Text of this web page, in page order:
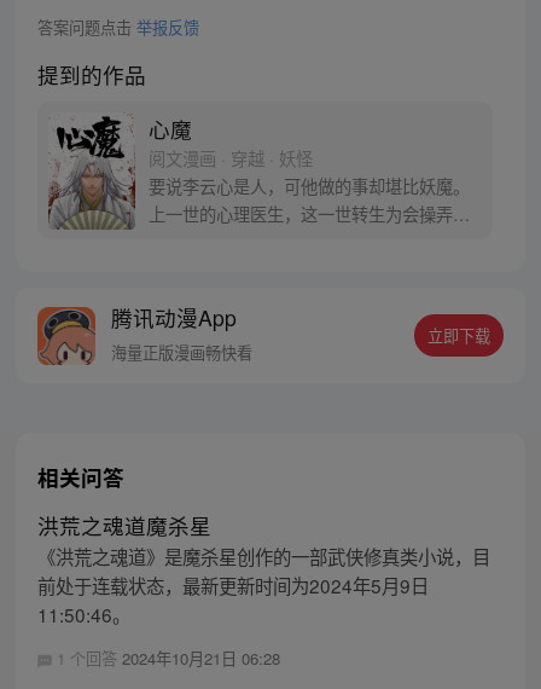
答案问题点击 举报反馈
提到的作品
心魔
阅文漫画 · 穿越 · 妖怪
要说李云心是人，可他做的事却堪比妖魔。
上一世的心理医生，这一世转生为会操弄术
黑白阎君见了他也要问一句：食人心魔何处
来？ 李云心食人，也食人心。
腾讯动漫App
海量正版漫画畅快看
立即下载
相关问答
洪荒之魂道魔杀星
《洪荒之魂道》是魔杀星创作的一部武侠修真类小说，目
前处于连载状态，最新更新时间为2024年5月9日
11:50:46。
1 个回答 2024年10月21日 06:28